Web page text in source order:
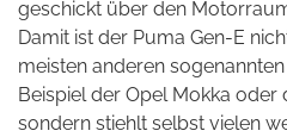
geschickt über den
Damit ist der Puma Gen-E
meisten anderen
Beispiel der Opel Mokka oder
sondern stiehlt selbst vielen